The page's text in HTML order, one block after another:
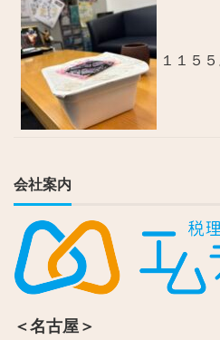
１１５５
会社案内
＜名古屋＞